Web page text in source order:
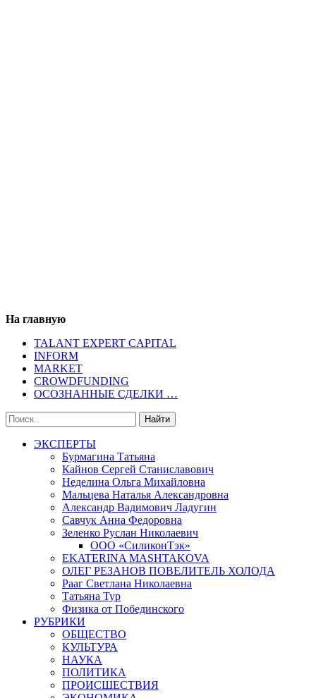
На главную
TALANT EXPERT CAPITAL
INFORM
MARKET
CROWDFUNDING
ОСОЗНАННЫЕ СДЕЛКИ …
ЭКСПЕРТЫ
Бурмагина Татьяна
Кайнов Сергей Станиславович
Неделина Ольга Михайловна
Мальцева Наталья Александровна
Александр Вадимович Ладугин
Савчук Анна Федоровна
Зеленко Руслан Николаевич
ООО «СиликонТэк»
EKATERINA MASHTAKOVA
ОЛЕГ РЕЗАНОВ ПОВЕЛИТЕЛЬ ХОЛОДА
Рааг Светлана Николаевна
Татьяна Тур
Физика от Побединского
РУБРИКИ
ОБЩЕСТВО
КУЛЬТУРА
НАУКА
ПОЛИТИКА
ПРОИСШЕСТВИЯ